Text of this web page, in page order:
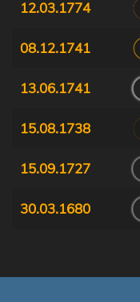
12.03.1774
08.12.1741
13.06.1741
15.08.1738
15.09.1727
30.03.1680